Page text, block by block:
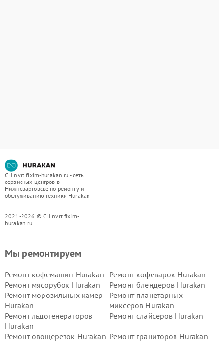
СЦ nvrt.fixim-hurakan.ru - сеть
сервисных центров в
Нижневартовске по ремонту и
обслуживанию техники Hurakan
2021-2026 © СЦ nvrt.fixim-
hurakan.ru
Мы ремонтируем
Ремонт кофемашин Hurakan
Ремонт кофеварок Hurakan
Ремонт мясорубок Hurakan
Ремонт блендеров Hurakan
Ремонт морозильных камер
Hurakan
Ремонт планетарных
миксеров Hurakan
Ремонт льдогенераторов
Hurakan
Ремонт слайсеров Hurakan
Ремонт овощерезок Hurakan Ремонт граниторов Hurakan